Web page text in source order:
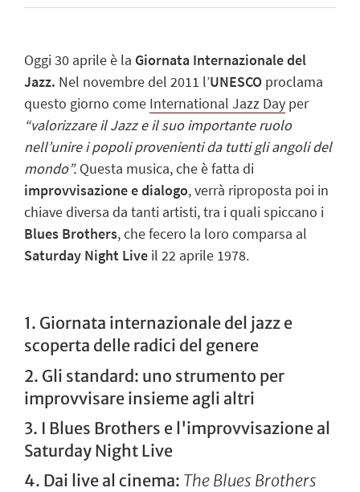
Oggi 30 aprile è la Giornata Internazionale del
Jazz. Nel novembre del 2011 l’UNESCO proclama
questo giorno come International Jazz Day per
“valorizzare il Jazz e il suo importante ruolo
nell’unire i popoli provenienti da tutti gli angoli del
mondo”. Questa musica, che è fatta di
improvvisazione e dialogo,verrà riproposta poi in
chiave diversa da tanti artisti, tra i quali spiccano i
Blues Brothers,che fecero la loro comparsa al
Saturday Night Live il 22 aprile 1978.
1. Giornata internazionale del jazz e
scoperta delle radici del genere
2. Gli standard: uno strumento per
improvvisare insieme agli altri
3. I Blues Brothers e l'improvvisazione al
Saturday Night Live
4. Dai live al cinema: The Blues Brothers